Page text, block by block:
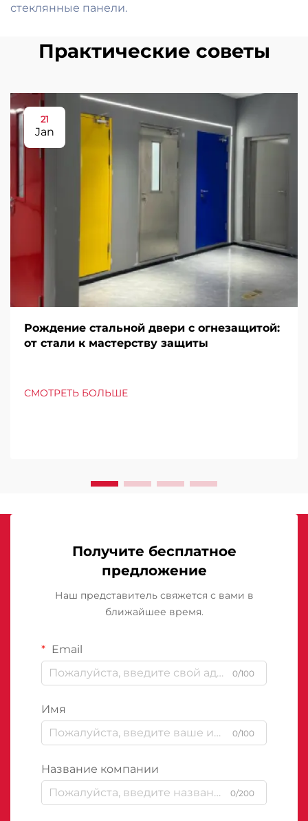
стеклянные панели.
Практические советы
21
Jan
Рождение стальной двери с огнезащитой:
от стали к мастерству защиты
СМОТРЕТЬ БОЛЬШЕ
Получите бесплатное
предложение
Наш представитель свяжется с вами в
ближайшее время.
Email
0/100
Имя
0/100
Название компании
0/200